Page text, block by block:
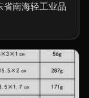
南海轻工业品